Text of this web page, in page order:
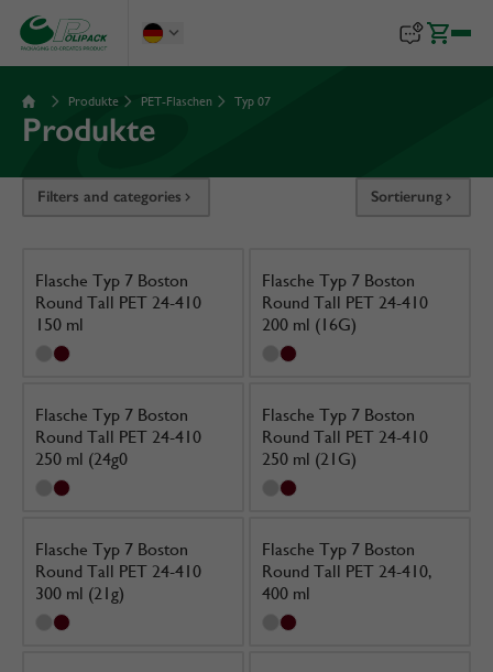
Produkte PET-Flaschen Typ 07
Produkte
Filters and categories Sortierung
Flasche Typ 7 Boston
Round Tall PET 24-410
150 ml
Flasche Typ 7 Boston
Round Tall PET 24-410
200 ml (16G)
Flasche Typ 7 Boston
Round Tall PET 24-410
250 ml (24g0
Flasche Typ 7 Boston
Round Tall PET 24-410
250 ml (21G)
Flasche Typ 7 Boston
Round Tall PET 24-410
300 ml (21g)
Flasche Typ 7 Boston
Round Tall PET 24-410,
400 ml